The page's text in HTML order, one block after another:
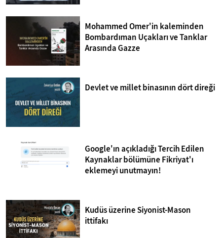
Mohammed Omer'in kaleminden
Bombardıman Uçakları ve Tanklar
Arasında Gazze
Devlet ve millet binasının dört direği
Google'ın açıkladığı Tercih Edilen
Kaynaklar bölümüne Fikriyat'ı
eklemeyi unutmayın!
Kudüs üzerine Siyonist-Mason
ittifakı